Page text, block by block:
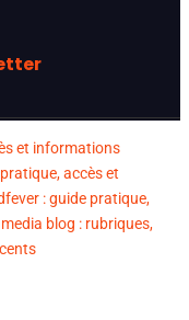
et informations
accès et
: guide pratique,
blog : rubriques,